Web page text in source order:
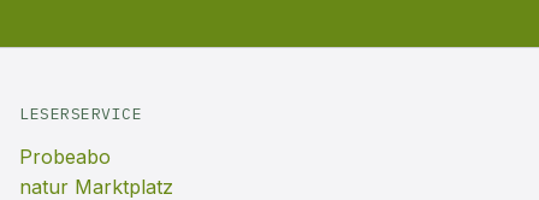
LESERSERVICE
Probeabo
natur Marktplatz